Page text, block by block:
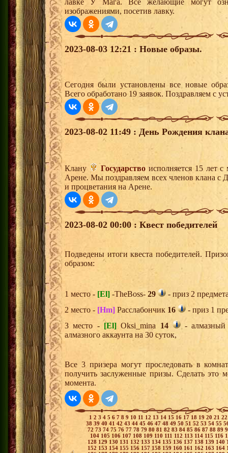
лавке У Мага. Все желающие могут
изображениями, посетив лавку.
2023-08-03 12:21 : Новые образы.
Сегодня были установлены все новые
Всего обработано 19 заявок. Поздравляем с
2023-08-02 11:49 : День Рождения
Клану Государствоисполняется 15 лет с
Арене. Мы поздравляем всех членов клана с
и процветания на Арене.
2023-08-02 00:00 : Квест победителей
Подведены итоги квеста победителей.
образом:
1 место - [El] -TheBoss- 29
- приз 2
2 место - [Hm] Расслабончик 16
- приз 1
3 место - [El]Oksi_mina 14
- алмазный
алмазного аккаунта на 30 суток,
Все 3 призера могут проследовать в
получить заслуженные призы. Сделать это
момента.
1 2 3 4 5 6 7 8 9 10 11 12 13 14 15 16 17 18 19 20 21
38 39 40 41 42 43 44 45 46 47 48 49 50 51 52 53 54 55
72 73 74 75 76 77 78 79 80 81 82 83 84 85 86 87 88 89
104 105 106 107 108 109 110 111 112 113 114 115 116
128 129 130 131 132 133 134 135 136 137 138 139 140
152 153 154 155 156 157 158 159 160 161 162 163 164